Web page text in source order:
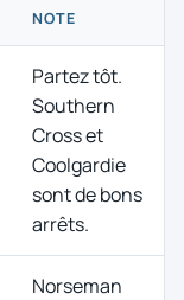
NOTE
Partez tôt.
Southern
Cross et
Coolgardie
sont de bons
arrêts.
Norseman